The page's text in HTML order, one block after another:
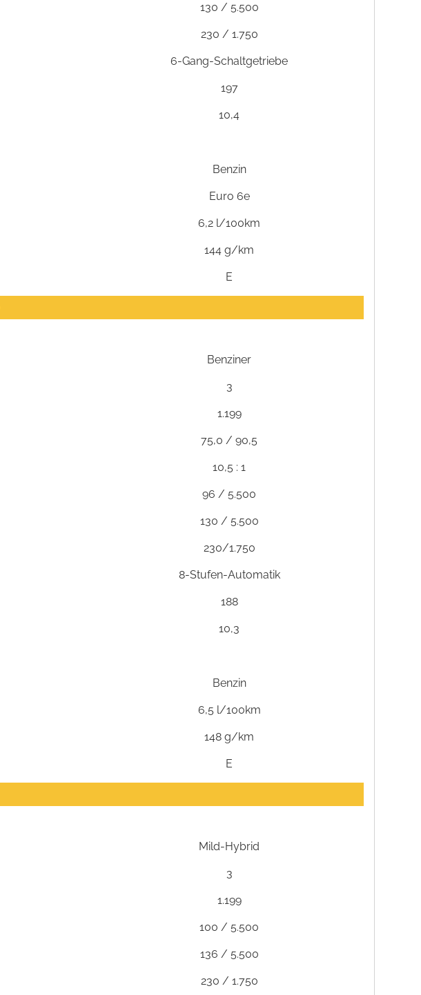
130 / 5.500
230 / 1.750
6-Gang-Schaltgetriebe
197
10,4
Benzin
Euro 6e
6,2 l/100km
144 g/km
E
Benziner
3
1.199
75,0 / 90,5
10,5 : 1
96 / 5.500
130 / 5.500
230/1.750
8-Stufen-Automatik
188
10,3
Benzin
6,5 l/100km
148 g/km
E
Mild-Hybrid
3
1.199
100 / 5.500
136 / 5.500
230 / 1.750